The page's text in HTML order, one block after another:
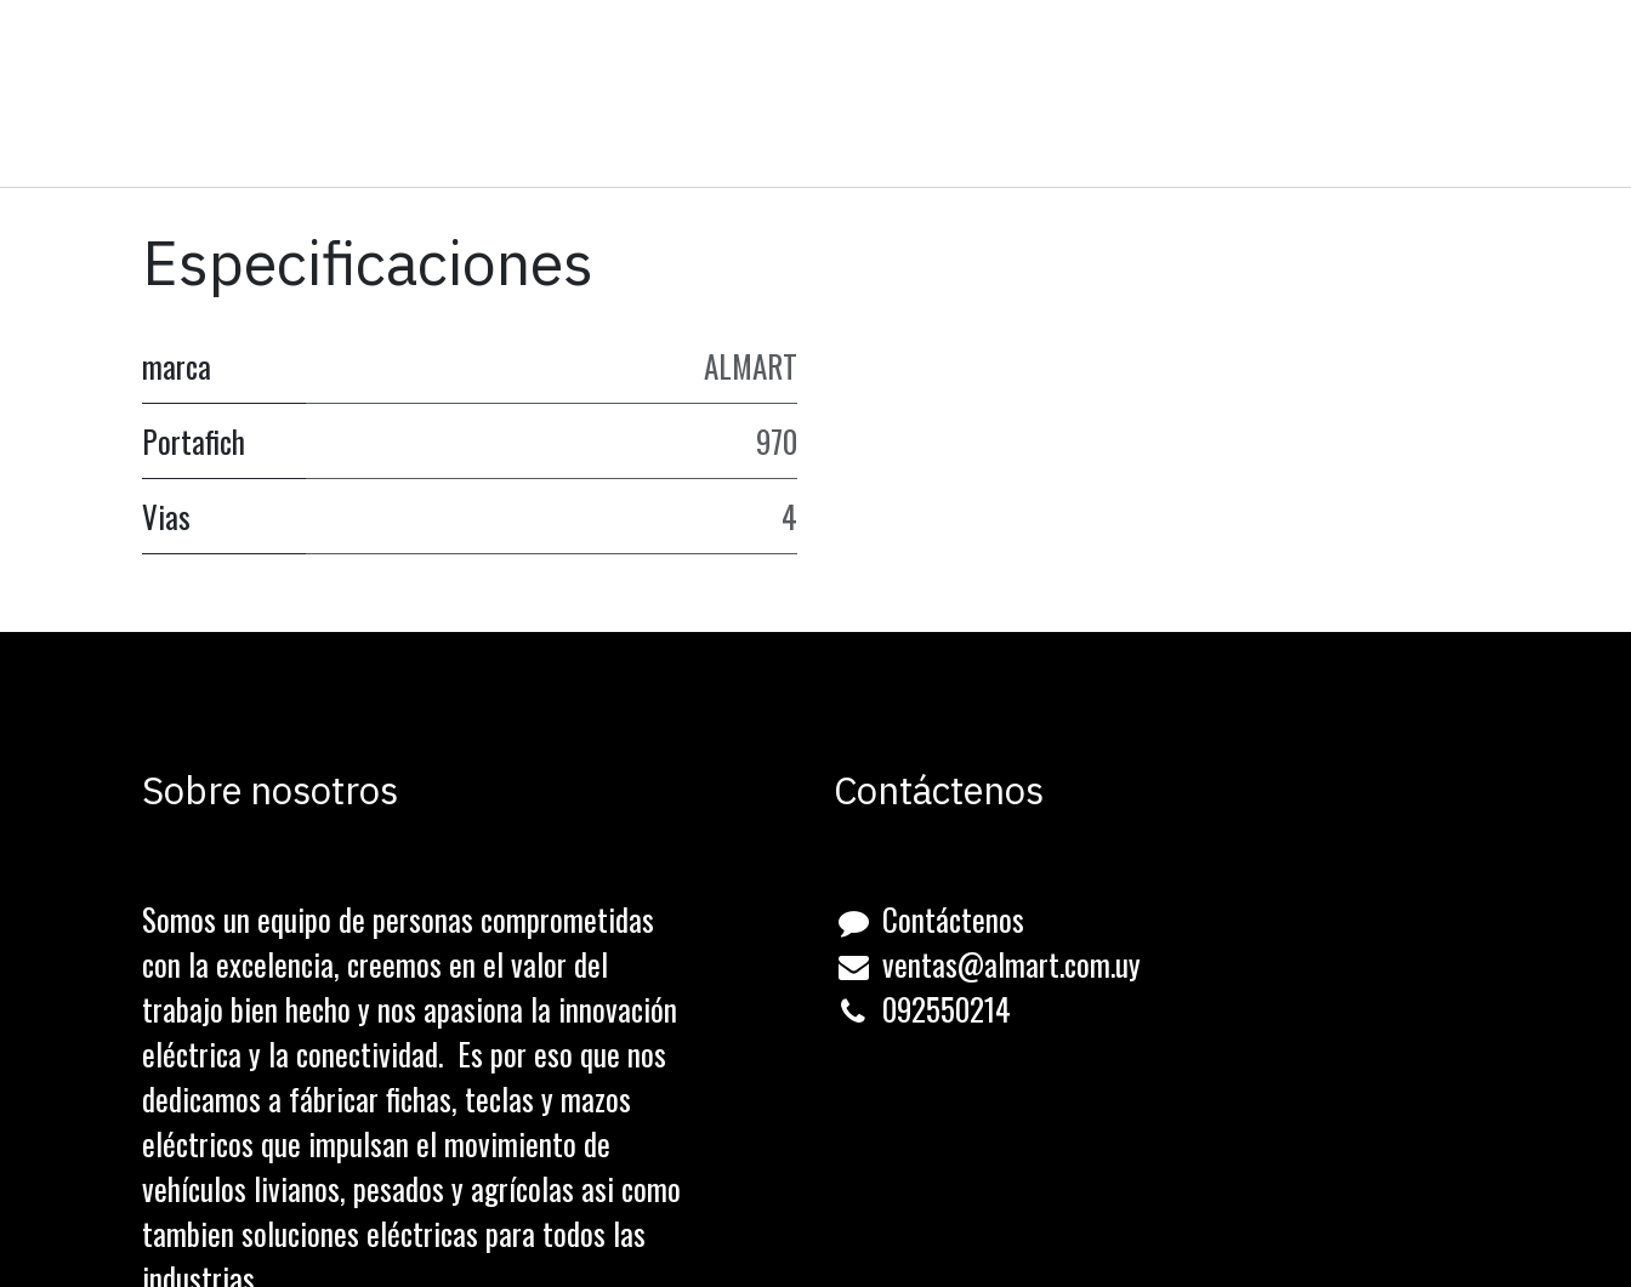
Especificaciones
marca
ALMART
Portafich
970
Vias
4
Sobre nosotros
Somos un equipo de personas comprometidas
con la excelencia, creemos en el valor del
trabajo bien hecho y nos apasiona la innovación
eléctrica y la conectividad. Es por eso que nos
dedicamos a fábricar fichas, teclas y mazos
eléctricos que impulsan el movimiento de
vehículos livianos, pesados y agrícolas asi como
tambien soluciones eléctricas para todos las
Contáctenos
Contáctenos
ventas@almart.com.uy
092550214